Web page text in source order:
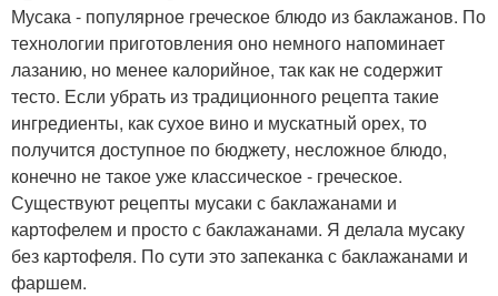
Мусака - популярное греческое блюдо из баклажанов. По
технологии приготовления оно немного напоминает
лазанию, но менее калорийное, так как не содержит
тесто. Если убрать из традиционного рецепта такие
ингредиенты, как сухое вино и мускатный орех, то
получится доступное по бюджету, несложное блюдо,
конечно не такое уже классическое - греческое.
Существуют рецепты мусаки с баклажанами и
картофелем и просто с баклажанами. Я делала мусаку
без картофеля. По сути это запеканка с баклажанами и
фаршем.